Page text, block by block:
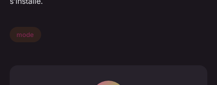
mode